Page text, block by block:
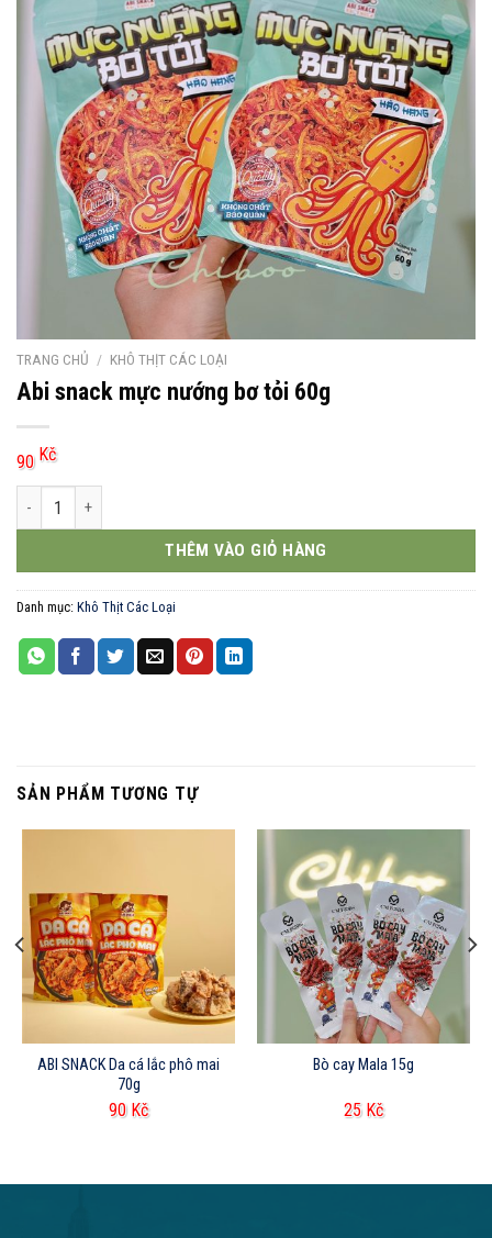
TRANG CHỦ / KHÔ THỊT CÁC LOẠI
Abi snack mực nướng bơ tỏi 60g
90 Kč
Abi snack mực nướng bơ tỏi 60g số lượng
THÊM VÀO GIỎ HÀNG
Danh mục: Khô Thịt Các Loại
SẢN PHẨM TƯƠNG TỰ
ABI SNACK Da cá lắc phô mai
70g
90 Kč
Bò cay Mala 15g
25 Kč